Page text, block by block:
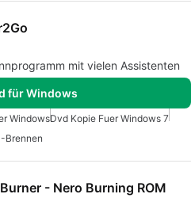
mit vielen Assistenten
für Windows
WindowsDvd Kopie Fuer Windows 7
Brennen
- Nero Burning ROM